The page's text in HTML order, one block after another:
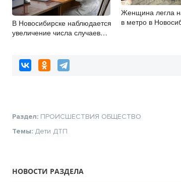
В Новосибирске наблюдается
увеличение числа случаев
Женщина легла
в метро в
Раздел: ПРОИСШЕСТВИЯ ОБЩЕСТВО
Темы: Дети ДТП
НОВОСТИ РАЗДЕЛА